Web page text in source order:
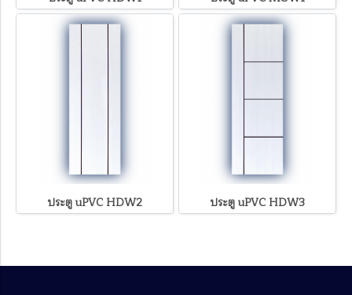
ประตู uPVC HDW2 ประตู uPVC HDW3